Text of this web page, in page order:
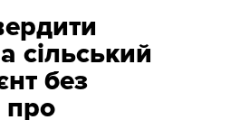
сільський
без
про